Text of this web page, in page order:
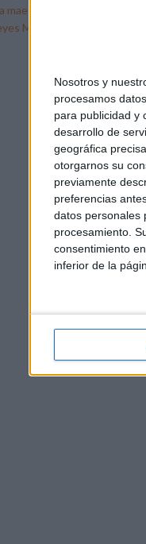
Nosotros y
procesamos
para publicidad y
desarrollo de
geográfica
otorgarnos su
previamente
preferencias
datos personales
procesamiento.
consentimiento
inferior de la
maestros y profesores
Magos